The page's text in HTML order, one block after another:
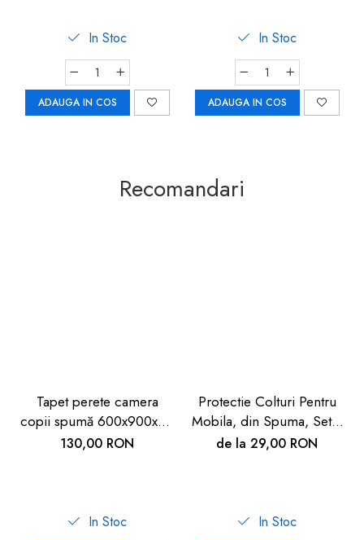
In Stoc
ADAUGA IN COS
In Stoc
ADAUGA IN COS
Recomandari
Tapet perete camera
copii spumă 600x900x9 -
Siguranță copii
130,00 RON
In Stoc
Protectie Colturi Pentru
Mobila, din Spuma, Set 4
buc
de la 29,00 RON
In Stoc